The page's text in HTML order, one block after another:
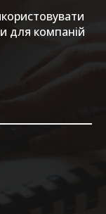
для компаній